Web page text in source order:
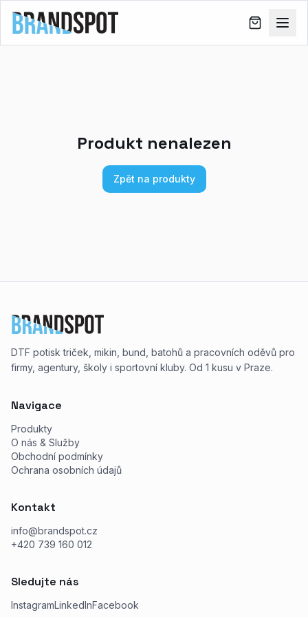
Produkt nenalezen
Zpět na produkty
DTF potisk triček, mikin, bund, batohů a pracovních oděvů pro
firmy, agentury, školy i sportovní kluby. Od 1 kusu v Praze.
Navigace
Produkty
O nás & Služby
Obchodní podmínky
Ochrana osobních údajů
Kontakt
info@brandspot.cz
+420 739 160 012
Sledujte nás
InstagramLinkedInFacebook